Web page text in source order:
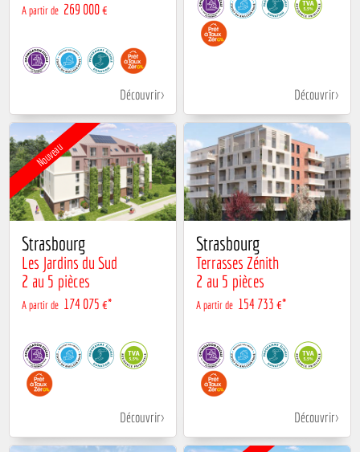
A partir de 269 000 €
Découvrir Découvrir
Nouveau
Strasbourg
Les Jardins du Sud
2 au 5 pièces
A partir de 174 075 €*
Découvrir
Strasbourg
Terrasses Zénith
2 au 5 pièces
A partir de 154 733 €*
Découvrir